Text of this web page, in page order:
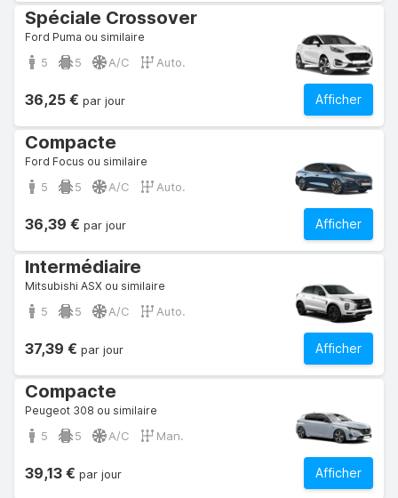
Spéciale Crossover
Ford Puma ou similaire
5 5 A/C Auto.
Afficher
36,25 € par jour
Compacte
Ford Focus ou similaire
5 5 A/C Auto.
Afficher
36,39 € par jour
Intermédiaire
Mitsubishi ASX ou similaire
5 5 A/C Auto.
Afficher
37,39 € par jour
Compacte
Peugeot 308 ou similaire
5 5 A/C Man.
Afficher
39,13 € par jour